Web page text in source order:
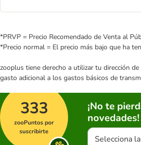
*PRVP = Precio Recomendado de Venta al
*Precio normal = El precio más bajo que ha
zooplus tiene derecho a utilizar tu dirección
gasto adicional a los gastos básicos de
333
zooPuntos por
suscribirte
¡No te
novedades!
Selecciona